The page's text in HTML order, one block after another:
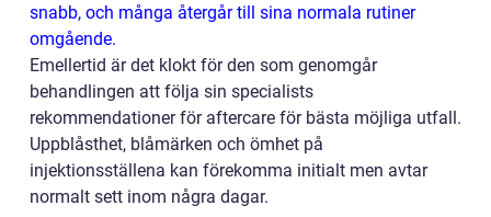
snabb, och många återgår till sina normala rutiner
omgående.
Emellertid är det klokt för den som genomgår
behandlingen att följa sin specialists
rekommendationer för aftercare för bästa möjliga utfall.
Uppblåsthet, blåmärken och ömhet på
injektionsställena kan förekomma initialt men avtar
normalt sett inom några dagar.